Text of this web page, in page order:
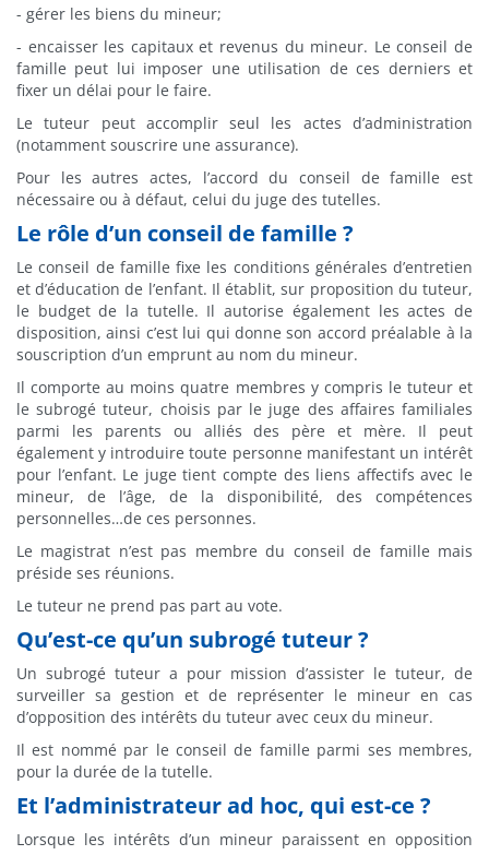
- gérer les biens du mineur;
- encaisser les capitaux et revenus du mineur. Le conseil de
famille peut lui imposer une utilisation de ces derniers et
fixer un délai pour le faire.
Le tuteur peut accomplir seul les actes d’administration
(notamment souscrire une assurance).
Pour les autres actes, l’accord du conseil de famille est
nécessaire ou à défaut, celui du juge des tutelles.
Le rôle d’un conseil de famille ?
Le conseil de famille fixe les conditions générales d’entretien
et d’éducation de l’enfant. Il établit, sur proposition du tuteur,
le budget de la tutelle. Il autorise également les actes de
disposition, ainsi c’est lui qui donne son accord préalable à la
souscription d’un emprunt au nom du mineur.
Il comporte au moins quatre membres y compris le tuteur et
le subrogé tuteur, choisis par le juge des affaires familiales
parmi les parents ou alliés des père et mère. Il peut
également y introduire toute personne manifestant un intérêt
pour l’enfant. Le juge tient compte des liens affectifs avec le
mineur, de l’âge, de la disponibilité, des compétences
personnelles…de ces personnes.
Le magistrat n’est pas membre du conseil de famille mais
préside ses réunions.
Le tuteur ne prend pas part au vote.
Qu’est-ce qu’un subrogé tuteur ?
Un subrogé tuteur a pour mission d’assister le tuteur, de
surveiller sa gestion et de représenter le mineur en cas
d’opposition des intérêts du tuteur avec ceux du mineur.
Il est nommé par le conseil de famille parmi ses membres,
pour la durée de la tutelle.
Et l’administrateur ad hoc, qui est-ce ?
Lorsque les intérêts d’un mineur paraissent en opposition